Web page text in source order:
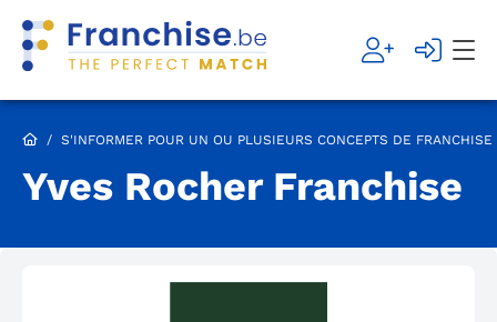
/ S'INFORMER POUR UN OU PLUSIEURS CONCEPTS DE FRANCHISE
Yves Rocher Franchise